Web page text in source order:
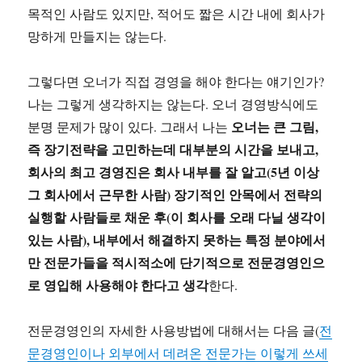
목적인 사람도 있지만, 적어도 짧은 시간 내에 회사가
망하게 만들지는 않는다.
그렇다면 오너가 직접 경영을 해야 한다는 얘기인가?
나는 그렇게 생각하지는 않는다. 오너 경영방식에도
분명 문제가 많이 있다. 그래서 나는 오너는 큰 그림,
즉 장기전략을 고민하는데 대부분의 시간을 보내고,
회사의 최고 경영진은 회사 내부를 잘 알고(5년 이상
그 회사에서 근무한 사람) 장기적인 안목에서 전략의
실행할 사람들로 채운 후(이 회사를 오래 다닐 생각이
있는 사람), 내부에서 해결하지 못하는 특정 분야에서
만 전문가들을 적시적소에 단기적으로 전문경영인으
로 영입해 사용해야 한다고 생각한다.
전문경영인의 자세한 사용방법에 대해서는 다음 글(전
문경영인이나 외부에서 데려온 전문가는 이렇게 쓰세